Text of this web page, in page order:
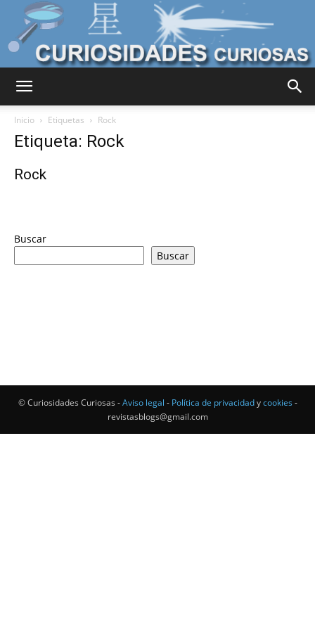
Inicio Etiquetas Rock
Etiqueta: Rock
Rock
Buscar
Buscar
© Curiosidades Curiosas -Aviso legal - Política de privacidadycookies -
revistasblogs@gmail.com